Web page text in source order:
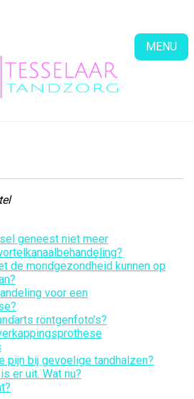
MENU
geneest niet meer
de mondgezondheid kunnen op
voor een
röntgenfoto’s?
pijn bij gevoelige tandhalzen?
er uit. Wat nu?